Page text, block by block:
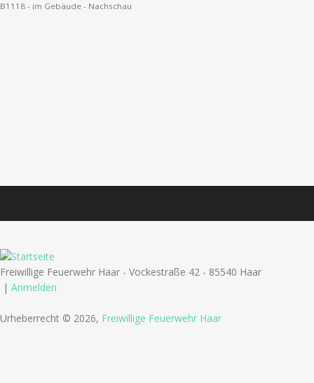
B1118 - im Gebäude - Nachschau
Freiwillige Feuerwehr Haar - Vockestraße 42 - 85540 Haar
| Anmelden
Urheberrecht © 2026, Freiwillige Feuerwehr Haar